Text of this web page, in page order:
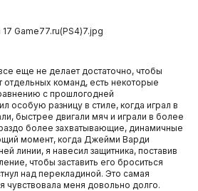
еще не делает достаточно, чтобы
отдельных команд, есть некоторые
с прошлогодней
особую разницу в стиле, когда играл в
быстрее двигали мяч и играли в более
более захватывающие, динамичные
момент, когда Джейми Варди
линии, я навесил защитника, поставив
чтобы заставить его броситься
над перекладиной. Это самая
меня довольно долго.